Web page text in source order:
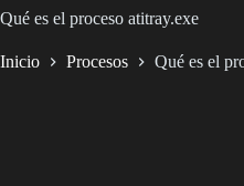
Qué es el proceso atitray.exe
Inicio Procesos Qué es el